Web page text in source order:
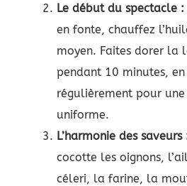
Le début du spectacle :
en fonte, chauffez
moyen. Faites dorer la
pendant 10 minutes,
régulièrement pour
uniforme.
L’harmonie des saveurs
cocotte les oignons,
céleri, la farine, la